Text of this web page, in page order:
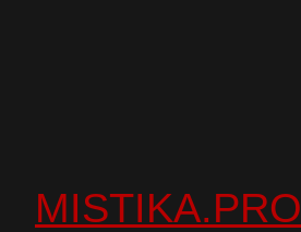
MISTIKA.PRO